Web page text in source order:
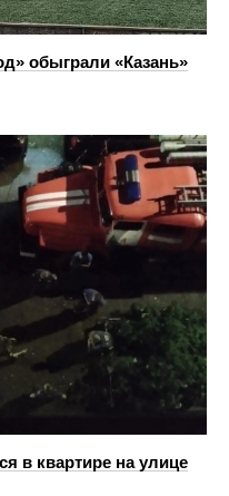
обыграли «Казань»
в квартире на улице